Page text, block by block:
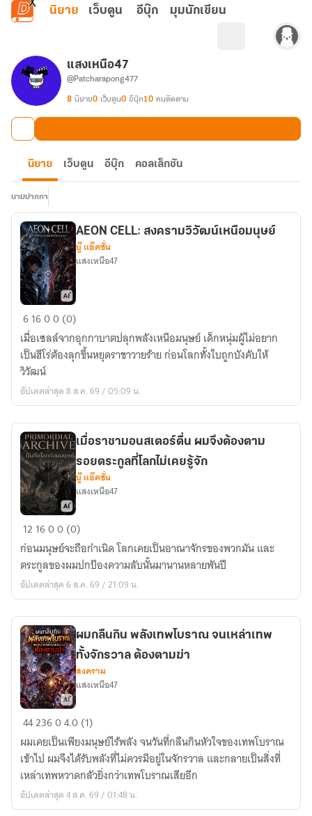
ข้ามไปยังเนื้อหาหลัก
นิยาย เว็บตูน อีบุ๊ก มุมนักเขียน
แสงเหนือ47
@Patcharapong477
8 นิยาย0 เว็บตูน0 อีบุ๊ก10 คนติดตาม
นิยาย เว็บตูน อีบุ๊ก คอลเล็กชัน
นามปากกา
AEON
CELL:
สงคราม
วิวัฒน์
เหนือ
มนุษย์
AEON CELL: สงครามวิวัฒน์เหนือมนุษย์
บู๊ แอ๊คชั่น
แสงเหนือ47
61600 (0)
เมื่อเซลล์จากอุกกาบาตปลุกพลังเหนือมนุษย์ เด็กหนุ่มผู้ไม่อยาก
เป็นฮีโร่ต้องลุกขึ้นหยุดราชาวายร้าย ก่อนโลกทั้งใบถูกบังคับให้
วิวัฒน์
อัปเดตล่าสุด 8 ส.ค. 69 / 05:09 น.
เมื่อ
รา
ชา
มอน
ส
ตื่น
ผม
จึง
ต้อง
ตาม
รอย
ตระกูล
ที่
โลก
ไม่
เคย
รู้จัก
เมื่อราชามอนสเตอร์ตื่น ผมจึงต้องตาม
รอยตระกูลที่โลกไม่เคยรู้จัก
บู๊ แอ๊คชั่น
แสงเหนือ47
12 1600 (0)
ก่อนมนุษย์จะถือกำเนิด โลกเคยเป็นอาณาจักรของพวกมัน และ
ตระกูลของผมปกป้องความลับนั้นมานานหลายพันปี
อัปเดตล่าสุด 6 ส.ค. 69 / 21:09 น.
ผม
กิน
พลัง
เทพ
โบราณ
ผมกลืนกิน พลังเทพโบราณ จนเหล่าเทพ
ทั้งจักรวาล ต้องตามฆ่า
สงคราม
แสงเหนือ47
4423604.0 (1)
ผมเคยเป็นเพียงมนุษย์ไร้พลัง จนวันที่กลืนกินหัวใจของเทพโบราณ
เข้าไป ผมจึงได้รับพลังที่ไม่ควรมีอยู่ในจักรวาล และกลายเป็นสิ่งที่
เหล่าเทพหวาดกลัวยิ่งกว่าเทพโบราณเสียอีก
อัปเดตล่าสุด 4 ส.ค. 69 / 01:48 น.